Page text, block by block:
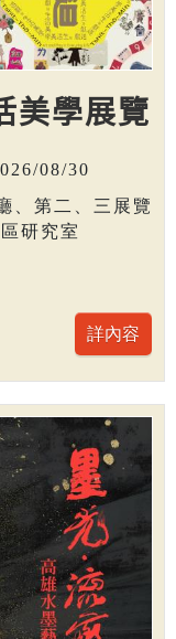
美學展覽
08/30
、第二、三展覽
研究室